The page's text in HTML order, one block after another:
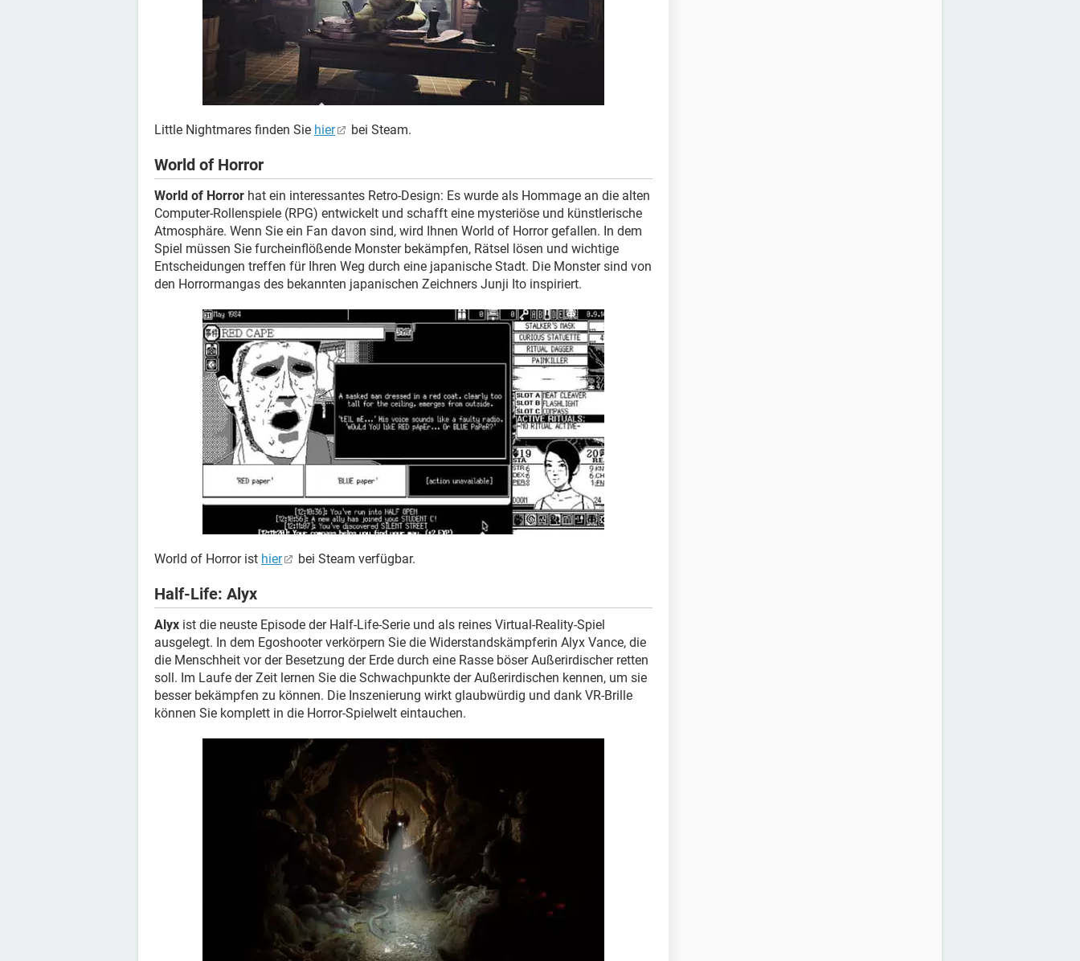
Little Nightmares finden Sie hier bei Steam.
World of Horror
World of Horror hat ein interessantes Retro-Design: Es wurde als Hommage an die alten
Computer-Rollenspiele (RPG) entwickelt und schafft eine mysteriöse und künstlerische
Atmosphäre. Wenn Sie ein Fan davon sind, wird Ihnen World of Horror gefallen. In dem
Spiel müssen Sie furcheinflößende Monster bekämpfen, Rätsel lösen und wichtige
Entscheidungen treffen für Ihren Weg durch eine japanische Stadt. Die Monster sind von
den Horrormangas des bekannten japanischen Zeichners Junji Ito inspiriert.
World of Horror ist hier bei Steam verfügbar.
Half-Life: Alyx
Alyx ist die neuste Episode der Half-Life-Serie und als reines Virtual-Reality-Spiel
ausgelegt. In dem Egoshooter verkörpern Sie die Widerstandskämpferin Alyx Vance, die
die Menschheit vor der Besetzung der Erde durch eine Rasse böser Außerirdischer retten
soll. Im Laufe der Zeit lernen Sie die Schwachpunkte der Außerirdischen kennen, um sie
besser bekämpfen zu können. Die Inszenierung wirkt glaubwürdig und dank VR-Brille
können Sie komplett in die Horror-Spielwelt eintauchen.